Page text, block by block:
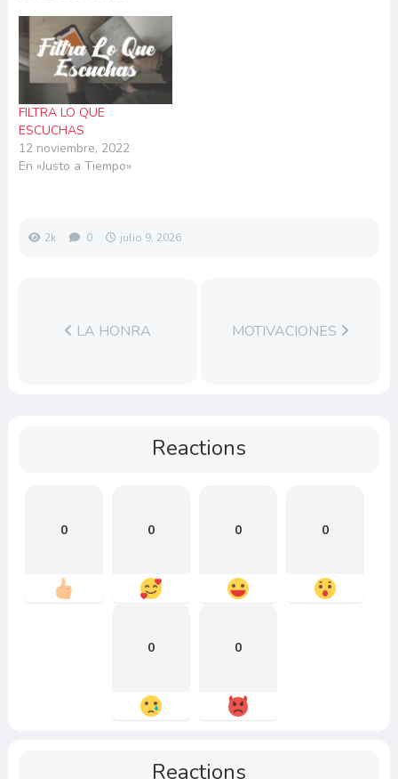
FILTRA LO QUE
ESCUCHAS
12 noviembre, 2022
En «Justo a Tiempo»
2k 0 julio 9, 2026
LA HONRA MOTIVACIONES
Reactions
0 0 0 0
0 0
Reactions